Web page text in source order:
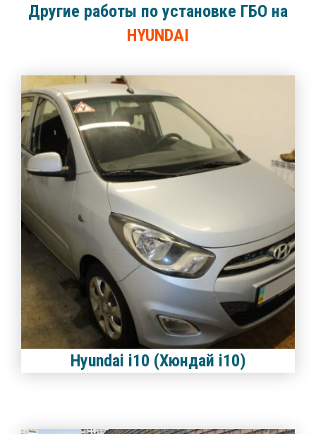
Другие работы по установке ГБО на
HYUNDAI
Hyundai i10 (Хюндай i10)